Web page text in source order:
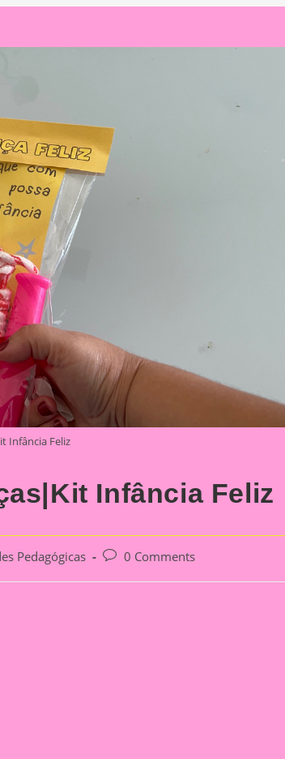
Infância Feliz
Infância Feliz
Pedagógicas
Post0 Comments